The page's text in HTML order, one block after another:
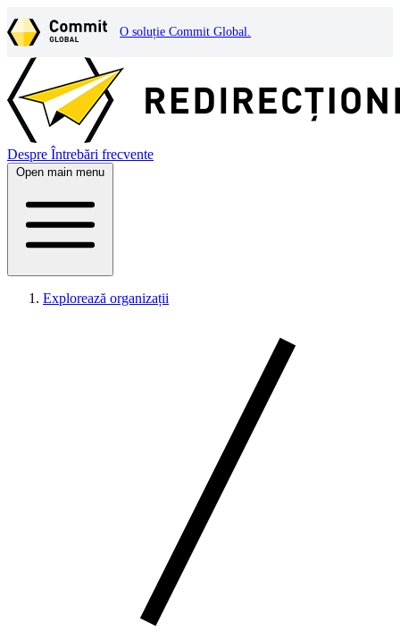
O soluție Commit Global.
Despre Întrebări frecvente
Open main menu
Explorează organizații